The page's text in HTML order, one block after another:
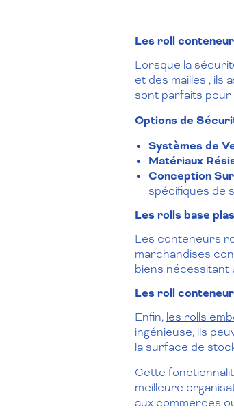
Les roll
Lorsque la
et des mailles , ils
sont parfaits pour
Options de
Systèmes de
Matériaux
Conception
spécifiques de
Les rolls base
Les conteneurs
marchandises
biens nécessitant
Les roll
Enfin, les rolls
ingénieuse, ils
la surface de
Cette
meilleure
aux commerces